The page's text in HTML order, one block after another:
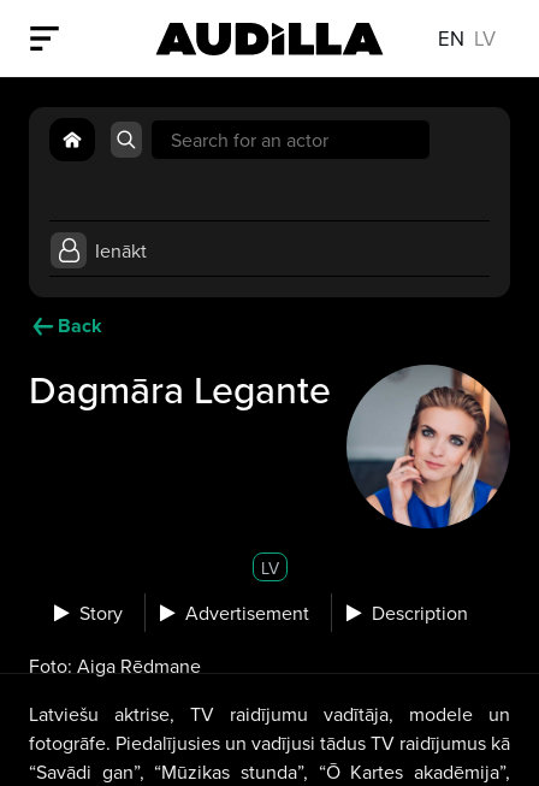
EN LV
Search
for:
Ienākt
Back
Dagmāra Legante
LV
Story Advertisement Description
Foto: Aiga Rēdmane
Latviešu aktrise, TV raidījumu vadītāja, modele un
fotogrāfe. Piedalījusies un vadījusi tādus TV raidījumus kā
“Savādi gan”, “Mūzikas stunda”, “Ō Kartes akadēmija”,